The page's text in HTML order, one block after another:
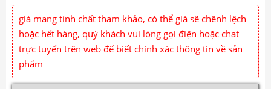
giá mang tính chất tham khảo, có thể giá sẽ chênh lệch
hoặc hết hàng, quý khách vui lòng gọi điện hoặc chat
trực tuyến trên web để biết chính xác thông tin về sản
phẩm